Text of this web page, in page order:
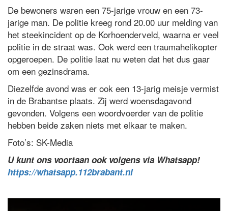
De bewoners waren een 75-jarige vrouw en een 73-
jarige man. De politie kreeg rond 20.00 uur melding van
het steekincident op de Korhoenderveld, waarna er veel
politie in de straat was. Ook werd een traumahelikopter
opgeroepen. De politie laat nu weten dat het dus gaar
om een gezinsdrama.
Diezelfde avond was er ook een 13-jarig meisje vermist
in de Brabantse plaats. Zij werd woensdagavond
gevonden. Volgens een woordvoerder van de politie
hebben beide zaken niets met elkaar te maken.
Foto’s: SK-Media
U kunt ons voortaan ook volgens via Whatsapp!
https://whatsapp.112brabant.nl